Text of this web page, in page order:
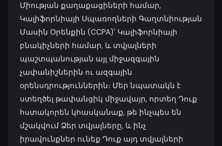
Միության քաղաքացիների համար,
Կալիֆորնիայի Սպառողների Գաղտնիության
Մասին Օրենքին (CCPA)՝ Կալիֆորնիայի
բնակիչների համար, և տվյալների
պաշտպանության այլ միջազգային
չափանիշներին ու ազգային
օրենսդրություններին։ Մեր նպատակն է
ստեղծել թափանցիկ միջավայր, որտեղ Դուք
հստակորեն կհասկանաք, թե ինչպես են
մշակվում Ձեր տվյալները, և ինչ
իրավունքներ ունեք Դուք այդ տվյալների